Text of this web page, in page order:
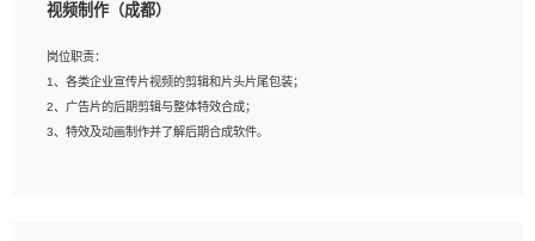
上；
3、想象力丰富, 有一定的艺术审美深度；
4、有良好的场景特效搭建功底；
5、熟悉 3Ds Max 或者 Maya；
6、有良好的沟通能力和团队合作意识；
视频制作（成都）
岗位职责：
1、各类企业宣传片视频的剪辑和片头片尾包装；
2、广告片的后期剪辑与整体特效合成；
3、特效及动画制作并了解后期合成软件。